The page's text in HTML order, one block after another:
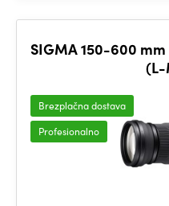
SIGMA 150-600 mm
(L-
Brezplačna dostava
Profesionalno